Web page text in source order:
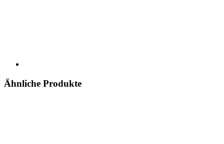
Ähnliche Produkte